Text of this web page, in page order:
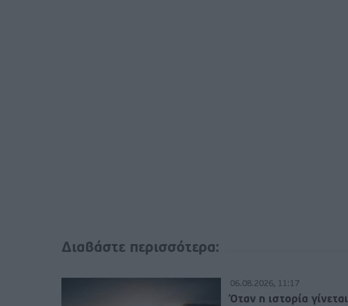
Διαβάστε περισσότερα:
06.08.2026, 11:17
Όταν η ιστορία γίνεται